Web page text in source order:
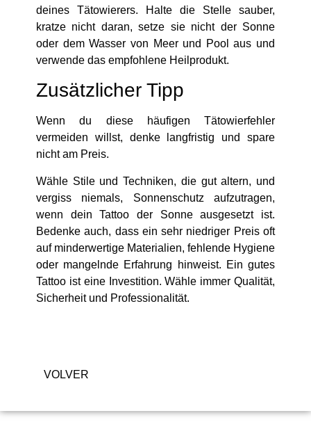
deines Tätowierers. Halte die Stelle sauber,
kratze nicht daran, setze sie nicht der Sonne
oder dem Wasser von Meer und Pool aus und
verwende das empfohlene Heilprodukt.
Zusätzlicher Tipp
Wenn du diese häufigen Tätowierfehler
vermeiden willst, denke langfristig und spare
nicht am Preis.
Wähle Stile und Techniken, die gut altern, und
vergiss niemals, Sonnenschutz aufzutragen,
wenn dein Tattoo der Sonne ausgesetzt ist.
Bedenke auch, dass ein sehr niedriger Preis oft
auf minderwertige Materialien, fehlende Hygiene
oder mangelnde Erfahrung hinweist. Ein gutes
Tattoo ist eine Investition. Wähle immer Qualität,
Sicherheit und Professionalität.
VOLVER